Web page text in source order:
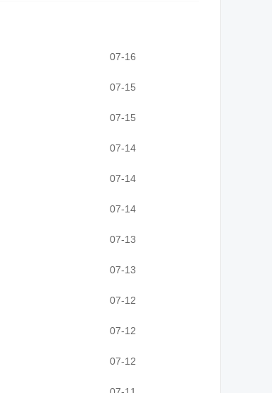
07-16
07-15
07-15
07-14
07-14
07-14
07-13
07-13
07-12
07-12
07-12